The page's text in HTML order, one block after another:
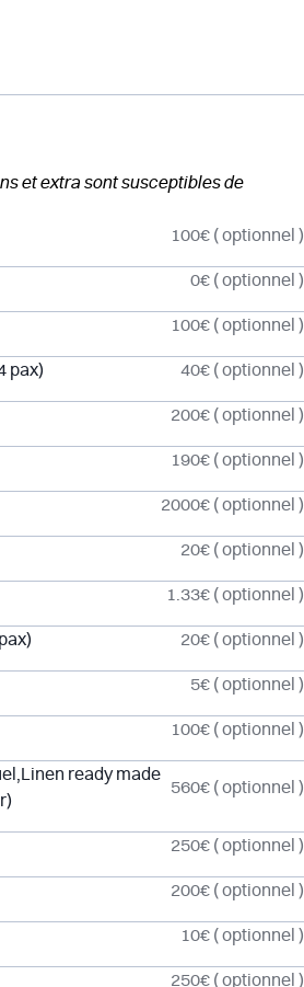
et extra sont susceptibles de
100€ ( optionnel )
0€ ( optionnel )
100€ ( optionnel )
pax) 40€ ( optionnel )
200€ ( optionnel )
190€ ( optionnel )
2000€ ( optionnel )
20€ ( optionnel )
1.33€ ( optionnel )
20€ ( optionnel )
5€ ( optionnel )
100€ ( optionnel )
ready made
560€ ( optionnel )
250€ ( optionnel )
200€ ( optionnel )
10€ ( optionnel )
250€ ( optionnel )